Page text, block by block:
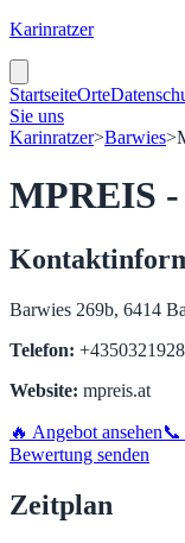
Karinratzer
StartseiteOrte
Sie uns
Karinratzer>Barwies>
MPREIS
Barwies 269b, 6414
Telefon:
Website: mpreis.at
🔥 Angebot ansehen📞
Bewertung senden
Zeitplan